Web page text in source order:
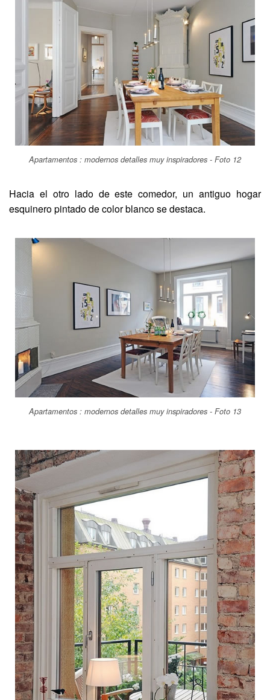
Apartamentos : modernos detalles muy inspiradores - Foto 12
Hacia el otro lado de este comedor, un antiguo hogar
esquinero pintado de color blanco se destaca.
Apartamentos : modernos detalles muy inspiradores - Foto 13